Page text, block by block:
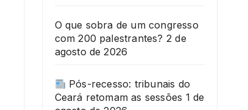
O que sobra de um congresso
com 200 palestrantes? 2 de
agosto de 2026
Pós-recesso: tribunais do
Ceará retomam as sessões 1 de